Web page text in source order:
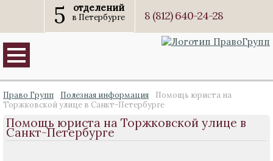
5 отделений
в Петербурге 8 (812) 640-24-28
Право Групп Полезная информация
Помощь юриста на
Торжковской улице в Санкт-Петербурге
Помощь юриста на Торжковской улице в
Санкт-Петербурге